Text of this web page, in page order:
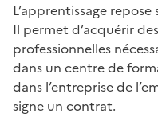
L’apprentissage
Il permet d’acquérir
professionnelles
dans un centre de
dans l’entreprise de
signe un contrat.